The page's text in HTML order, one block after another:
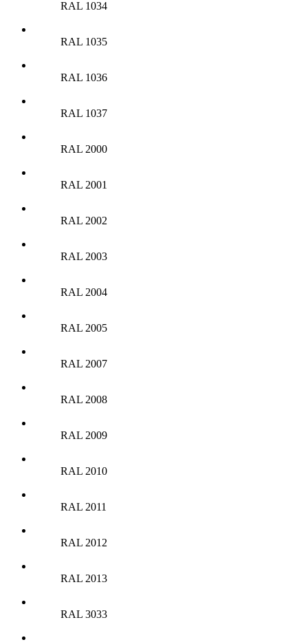
RAL 1034
RAL 1035
RAL 1036
RAL 1037
RAL 2000
RAL 2001
RAL 2002
RAL 2003
RAL 2004
RAL 2005
RAL 2007
RAL 2008
RAL 2009
RAL 2010
RAL 2011
RAL 2012
RAL 2013
RAL 3033